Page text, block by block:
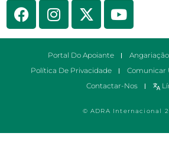
© ADRA Internacional
Portal Do Apoiante
Política De Privacidade
Comunicar
Contactar-Nos